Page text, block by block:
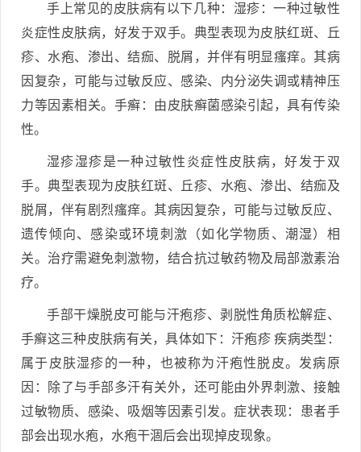
手上常见的皮肤病有以下几种：湿疹：一种过敏性
炎症性皮肤病，好发于双手。典型表现为皮肤红斑、丘
疹、水疱、渗出、结痂、脱屑，并伴有明显瘙痒。其病
因复杂，可能与过敏反应、感染、内分泌失调或精神压
力等因素相关。手癣：由皮肤癣菌感染引起，具有传染
性。
湿疹湿疹是一种过敏性炎症性皮肤病，好发于双
手。典型表现为皮肤红斑、丘疹、水疱、渗出、结痂及
脱屑，伴有剧烈瘙痒。其病因复杂，可能与过敏反应、
遗传倾向、感染或环境刺激（如化学物质、潮湿）相
关。治疗需避免刺激物，结合抗过敏药物及局部激素治
疗。
手部干燥脱皮可能与汗疱疹、剥脱性角质松解症、
手癣这三种皮肤病有关，具体如下：汗疱疹 疾病类型：
属于皮肤湿疹的一种，也被称为汗疱性脱皮。发病原
因：除了与手部多汗有关外，还可能由外界刺激、接触
过敏物质、感染、吸烟等因素引发。症状表现：患者手
部会出现水疱，水疱干涸后会出现掉皮现象。